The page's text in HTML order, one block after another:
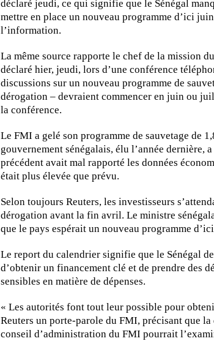
déclaré jeudi, ce qui signifie que le Sénégal
mettre en place un nouveau programme d’ici
l’information.
La même source rapporte le chef de la mission
déclaré hier, jeudi, lors d’une conférence
discussions sur un nouveau programme de
dérogation – devraient commencer en juin ou
la conférence.
Le FMI a gelé son programme de sauvetage de
gouvernement sénégalais, élu l’année dernière,
précédent avait mal rapporté les données
était plus élevée que prévu.
Selon toujours Reuters, les investisseurs
dérogation avant la fin avril. Le ministre
que le pays espérait un nouveau programme
Le report du calendrier signifie que le Sénégal
d’obtenir un financement clé et de prendre des
sensibles en matière de dépenses.
« Les autorités font tout leur possible pour
Reuters un porte-parole du FMI, précisant que
conseil d’administration du FMI pourrait